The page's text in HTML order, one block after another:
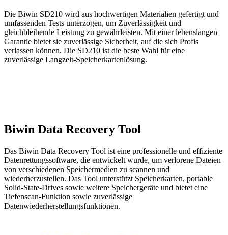
Die Biwin SD210 wird aus hochwertigen Materialien gefertigt und
umfassenden Tests unterzogen, um Zuverlässigkeit und
gleichbleibende Leistung zu gewährleisten. Mit einer lebenslangen
Garantie bietet sie zuverlässige Sicherheit, auf die sich Profis
verlassen können. Die SD210 ist die beste Wahl für eine
zuverlässige Langzeit-Speicherkartenlösung.
Biwin Data Recovery Tool
Das Biwin Data Recovery Tool ist eine professionelle und effiziente
Datenrettungssoftware, die entwickelt wurde, um verlorene Dateien
von verschiedenen Speichermedien zu scannen und
wiederherzustellen. Das Tool unterstützt Speicherkarten, portable
Solid-State-Drives sowie weitere Speichergeräte und bietet eine
Tiefenscan-Funktion sowie zuverlässige
Datenwiederherstellungsfunktionen.